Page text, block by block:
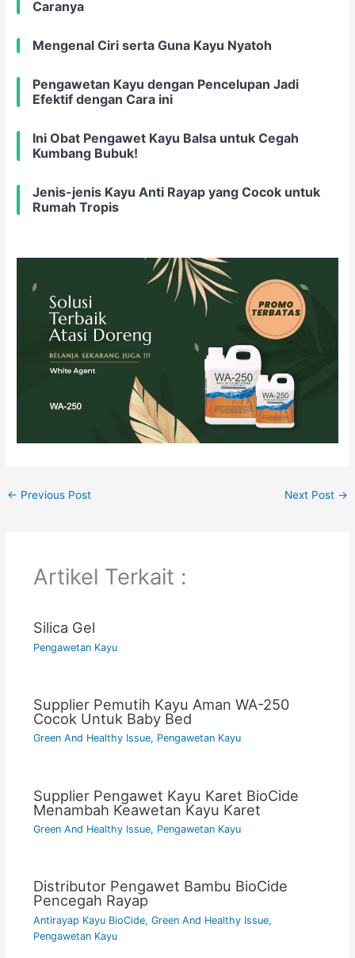
Caranya
Mengenal Ciri serta Guna Kayu Nyatoh
Pengawetan Kayu dengan Pencelupan Jadi
Efektif dengan Cara ini
Ini Obat Pengawet Kayu Balsa untuk Cegah
Kumbang Bubuk!
Jenis-jenis Kayu Anti Rayap yang Cocok untuk
Rumah Tropis
← Previous Post Next Post →
Artikel Terkait :
Silica Gel
Pengawetan Kayu
Supplier Pemutih Kayu Aman WA-250
Cocok Untuk Baby Bed
Green And Healthy Issue, Pengawetan Kayu
Supplier Pengawet Kayu Karet BioCide
Menambah Keawetan Kayu Karet
Green And Healthy Issue, Pengawetan Kayu
Distributor Pengawet Bambu BioCide
Pencegah Rayap
Antirayap Kayu BioCide, Green And Healthy Issue,
Pengawetan Kayu